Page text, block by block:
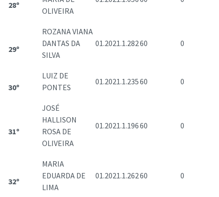
28º
OLIVEIRA
29º
ROZANA VIANA
DANTAS DA
SILVA
01.2021.1.28260 0
30º
LUIZ DE
PONTES
01.2021.1.23560 0
31º
JOSÉ
HALLISON
ROSA DE
OLIVEIRA
01.2021.1.19660 0
32º
MARIA
EDUARDA DE
LIMA
01.2021.1.26260 0